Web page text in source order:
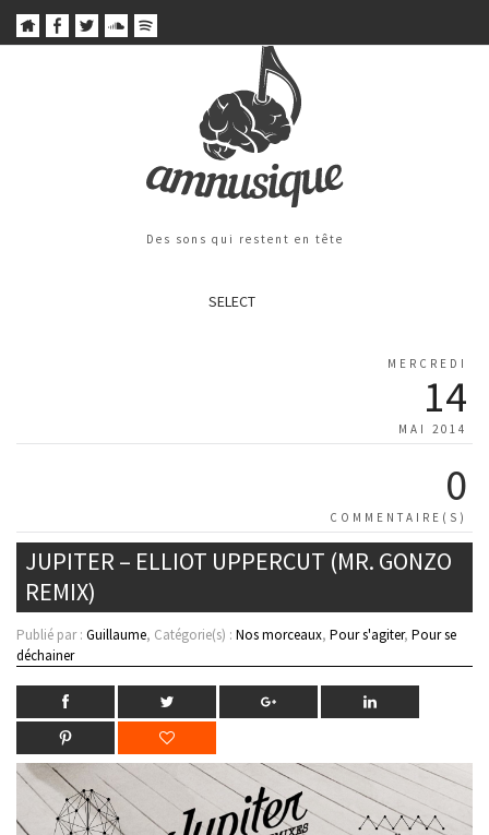
Des sons qui restent en tête
SELECT
MERCREDI
14
MAI 2014
0
COMMENTAIRE(S)
JUPITER – ELLIOT UPPERCUT (MR. GONZO
REMIX)
Publié par : Guillaume, Catégorie(s) : Nos morceaux, Pour s'agiter, Pour se
déchainer